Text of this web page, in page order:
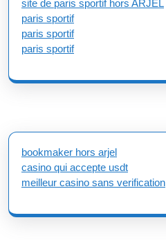
site de paris sportif hors ARJEL
paris sportif
paris sportif
paris sportif
bookmaker hors arjel
casino qui accepte usdt
meilleur casino sans verification